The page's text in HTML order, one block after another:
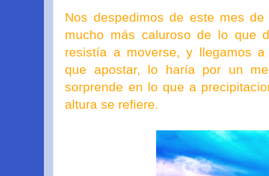
Nos despedimos de este mes
mucho más caluroso de lo que
resistía a moverse, y llegamos
que apostar, lo haría por un
sorprende en lo que a
altura se refiere.